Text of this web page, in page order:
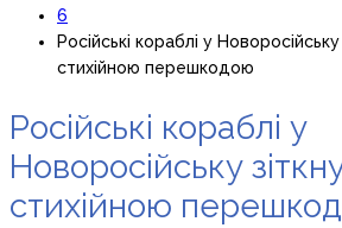
6
Російські кораблі у Новоросійську
стихійною перешкодою
Російські кораблі у
Новоросійську
стихійною